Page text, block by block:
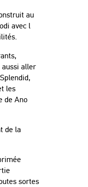
au
avec l
aussi aller
les
de Ano
de la
sortes